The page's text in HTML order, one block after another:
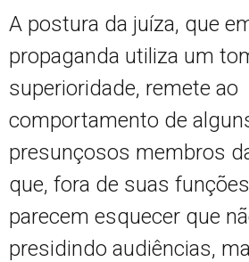
A postura da juíza, que
propaganda utiliza um
superioridade, remete ao
comportamento de
presunçosos membros
que, fora de suas
parecem esquecer que
presidindo audiências,